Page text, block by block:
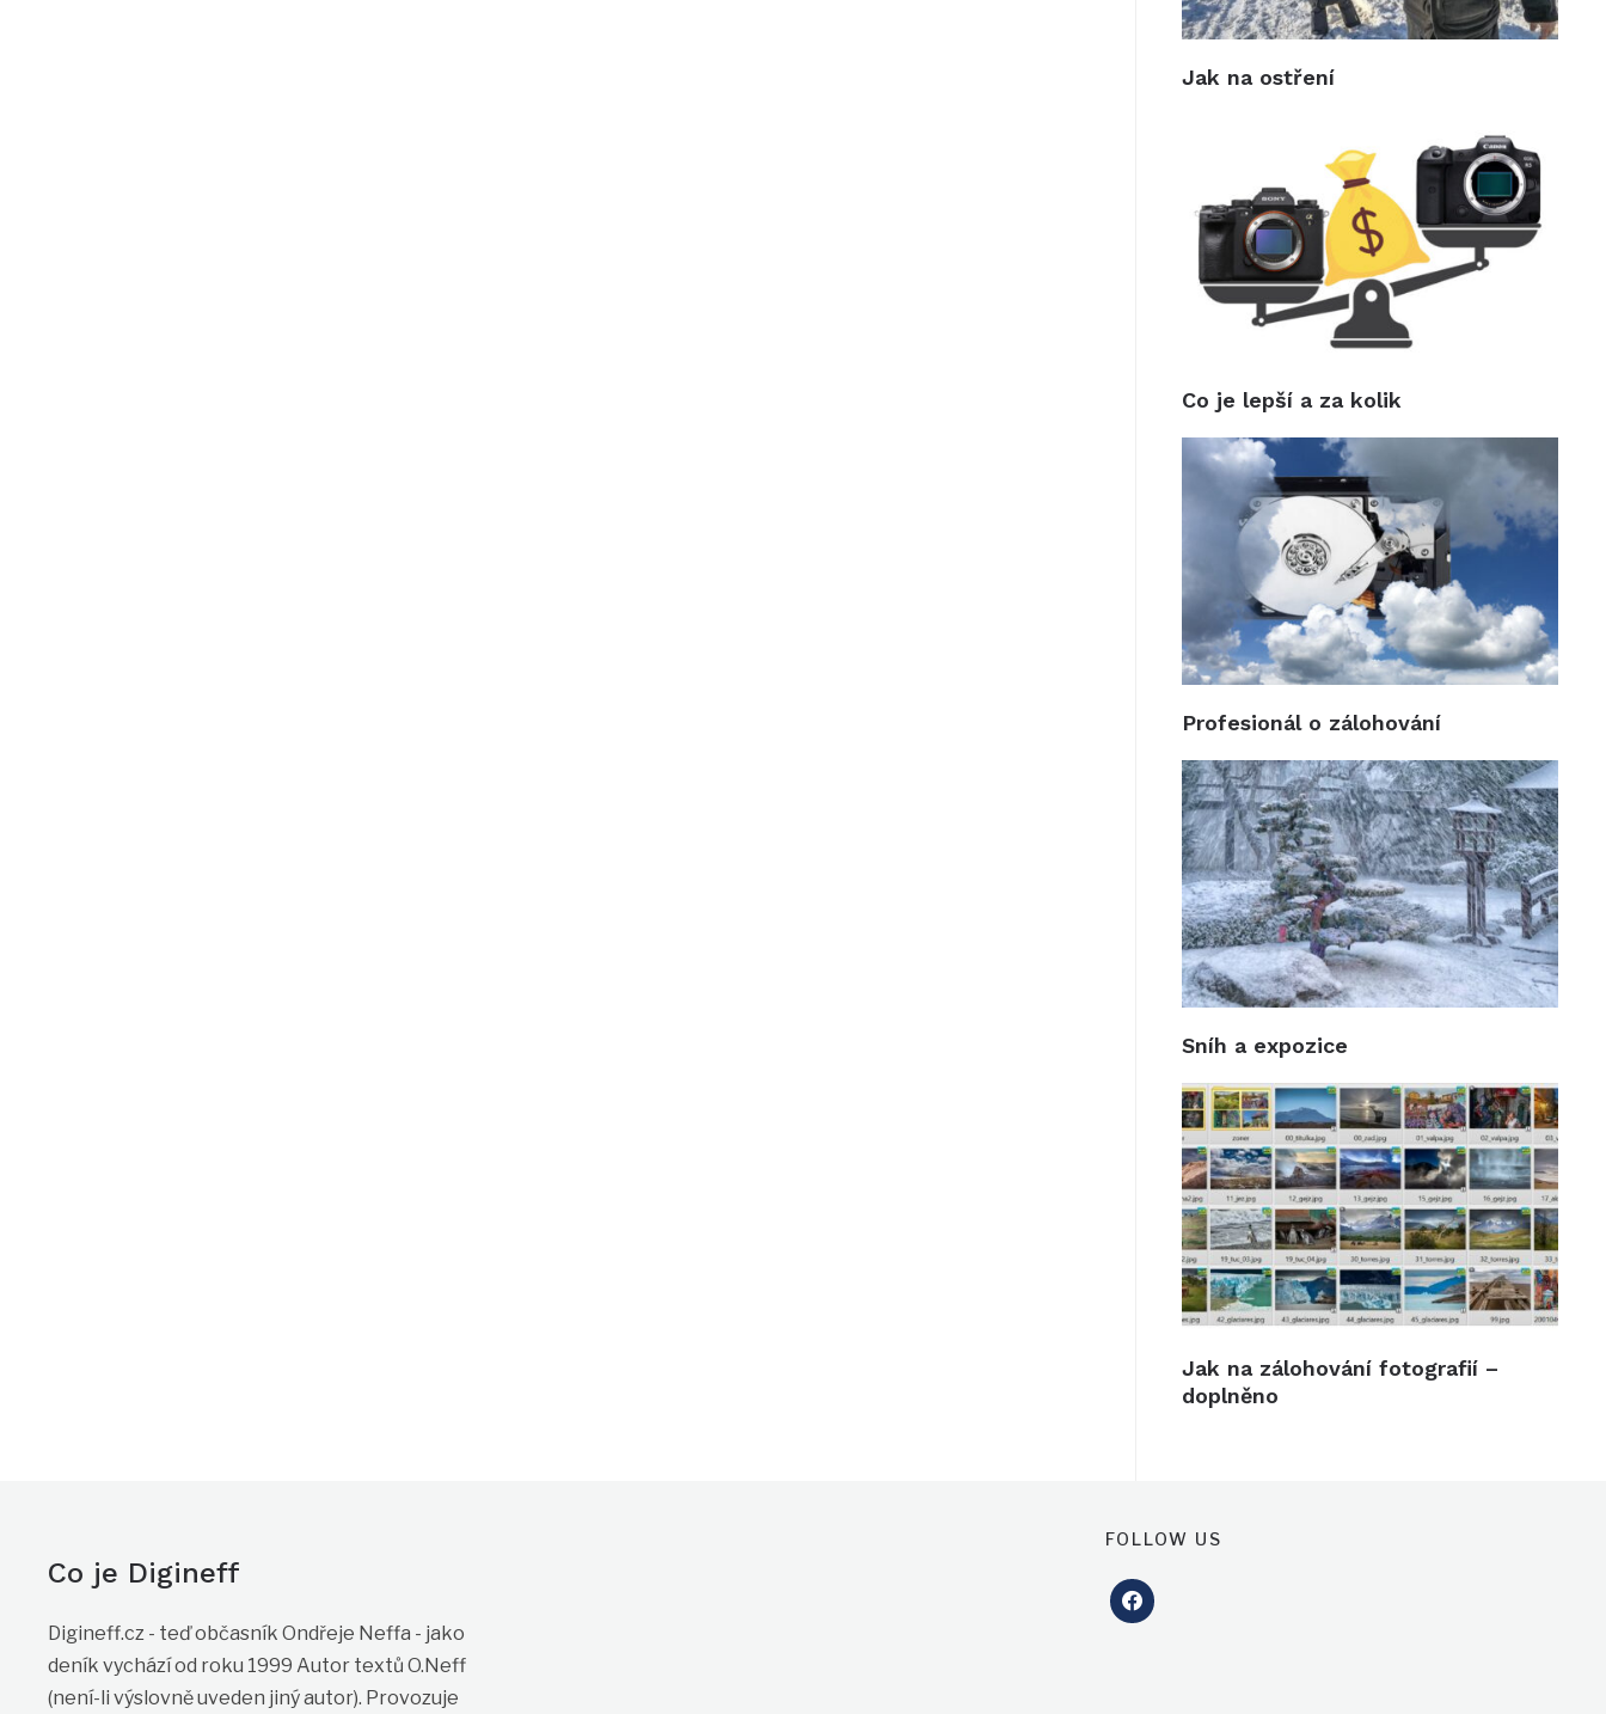
Jak na ostření
Co je lepší a za kolik
Profesionál o zálohování
Sníh a expozice
Jak na zálohování fotografií –
doplněno
Co je Digineff
Digineff.cz - teď občasník Ondřeje Neffa - jako
deník vychází od roku 1999 Autor textů O.Neff
(není-li výslovně uveden jiný autor). Provozuje
FOLLOW US
facebook